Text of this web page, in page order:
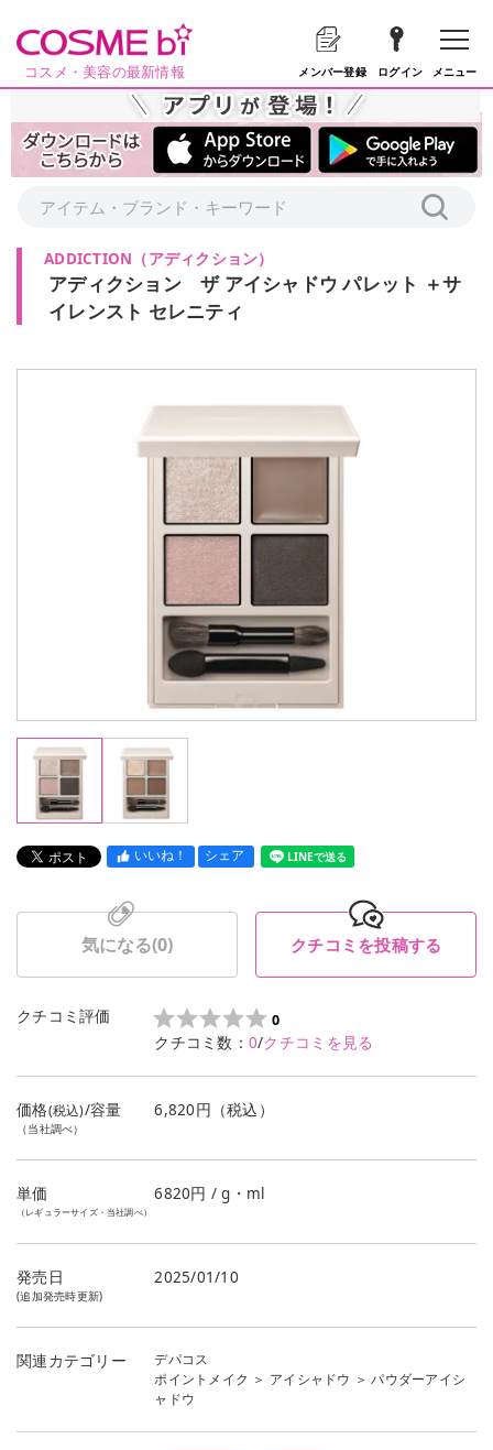
コスメ・美容の最新情報 メンバー登録 ログイン メニュー
ADDICTION （アディクション）
アディクション ザ アイシャドウ パレット ＋サ
イレンスト セレニティ
いいね！ シェア LINEで送る
気になる(0) クチコミを投稿する
クチコミ評価 0
クチコミ数： 0/クチコミを見る
価格(税込)/容量
（当社調べ）
6,820円（税込）
単価
（レギュラーサイズ・当社調べ）
6820円 / g・ml
発売日
(追加発売時更新)
2025/01/10
関連カテゴリー
デパコス
ポイントメイク ＞ アイシャドウ ＞パウダーアイシ
ャドウ